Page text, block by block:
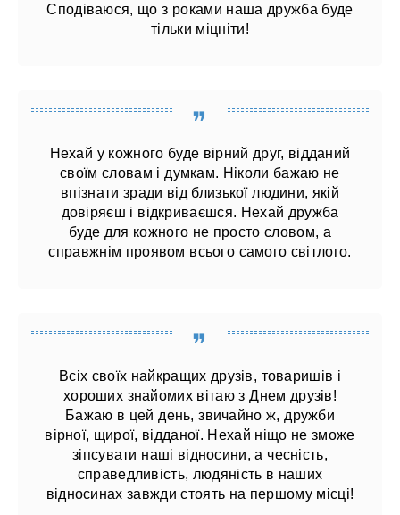
Сподіваюся, що з роками наша дружба буде
тільки міцніти!
Нехай у кожного буде вірний друг, відданий
своїм словам і думкам. Ніколи бажаю не
впізнати зради від близької людини, якій
довіряєш і відкриваєшся. Нехай дружба
буде для кожного не просто словом, а
справжнім проявом всього самого світлого.
Всіх своїх найкращих друзів, товаришів і
хороших знайомих вітаю з Днем друзів!
Бажаю в цей день, звичайно ж, дружби
вірної, щирої, відданої. Нехай ніщо не зможе
зіпсувати наші відносини, а чесність,
справедливість, людяність в наших
відносинах завжди стоять на першому місці!